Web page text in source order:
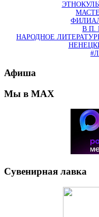
В П.
НАРОДНОЕ
Афиша
Мы в MAX
Сувенирная лавка